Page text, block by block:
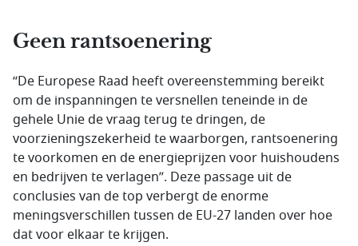
Geen rantsoenering
“De Europese Raad heeft overeenstemming bereikt
om de inspanningen te versnellen teneinde in de
gehele Unie de vraag terug te dringen, de
voorzieningszekerheid te waarborgen, rantsoenering
te voorkomen en de energieprijzen voor huishoudens
en bedrijven te verlagen”. Deze passage uit de
conclusies van de top verbergt de enorme
meningsverschillen tussen de EU-27 landen over hoe
dat voor elkaar te krijgen.